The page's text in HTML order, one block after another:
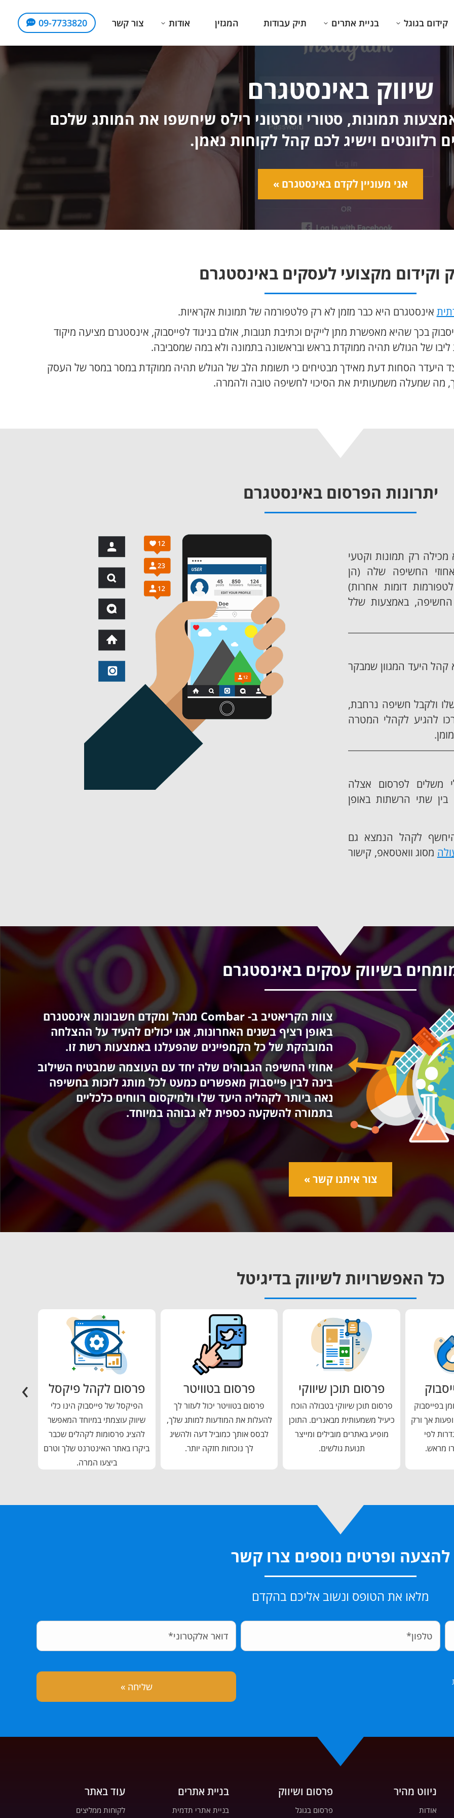
קידום בגוגל בניית אתרים תיק עבודות המגזין אודות צור קשר 09-7733820
שיווק באינסטגרם
תמונות, סטורי וסרטוני רילס שיחשפו את המותג שלכם
רלוונטים וישיג לכם קהל לקוחות נאמן.
אני מעוניין לקדם באינסטגרם »
וקידום מקצועי לעסקים באינסטגרם
אינסטגרם היא כבר מזמן לא רק פלטפורמה של תמונות אקראיות.
בכך שהיא מאפשרת מתן לייקים וכתיבת תגובות, אולם בניגוד לפייסבוק, אינסטגרם מציעה מיקוד
של הגולש תהיה ממוקדת בראש ובראשונה בתמונה ולא במה שמסביבה.
היעדר הסחות דעת מאידך מבטיחים כי תשומת הלב של הגולש תהיה ממוקדת במסר במסר של העסק
מה שמעלה משמעותית את הסיכוי לחשיפה טובה ולהמרה.
יתרונות הפרסום באינסטגרם
רק תמונות וקטעי
החשיפה שלה (הן
דומות אחרות)
החשיפה, באמצעות שלל
קהל היעד המגוון שמבקר
ולקבל חשיפה נרחבת,
להגיע לקהלי המטרה
משלים לפרסום אצלה
בין שתי הרשתות באופן
לקהל הנמצא גם
מסוג וואטסאפ, קישור
בשיווק עסקים באינסטגרם
צוות הקריאטיב ב- Combar מנהל ומקדם חשבונות אינסטגרם
באופן רציף בשנים האחרונות, אנו יכולים להעיד על ההצלחה
המובהקת של כל הקמפיינים שהפעלנו באמצעות רשת זו.
אחוזי החשיפה הגבוהים שלה יחד עם העוצמה שמבטיח השילוב
בינה לבין פייסבוק מאפשרים כמעט לכל מותג לזכות בחשיפה
נאה ביותר לקהליה היעד שלו ולמיקסום רווחים כלכליים
בתמורה להשקעה כספית לא גבוהה במיוחד.
צור איתנו קשר »
כל האפשרויות לשיווק בדיגיטל
בפייסבוק
אך ורק
לפי
מראש.
פרסום תוכן שיווקי
פרסום תוכן שיווקי בטבולה הוכח
כיעיל משמעותית מבאנרים. התוכן
מופיע באתרים מובילים ומייצר
תנועת גולשים.
פרסום בטוויטר
פרסום בטוויטר יכול לעזור לך
להעלות את המודעות למותג שלך,
לבסס אותך כמוביל דעה ולהשיג
לך נוכחות חזקה יותר.
פרסום לקהל פיקסל
הפיקסל של פייסבוק הינו כלי
שיווק עוצמתי במיוחד המאפשר
להציג פרסומות לקהלים שכבר
ביקרו באתר האינטרנט שלך וטרם
ביצעו המרה.
›
להצעה ופרטים נוספים צרו קשר
מלאו את הטופס ונשוב אליכם בהקדם
ניווט מהיר
אודות
פרסום ושיווק
פרסום בגוגל
בניית אתרים
בניית אתרי תדמית
עוד באתר
לקוחות ממליצים